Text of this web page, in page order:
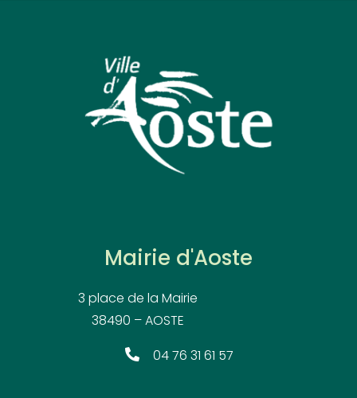
Mairie d'Aoste
3 place de la Mairie
38490 – AOSTE
04 76 31 61 57